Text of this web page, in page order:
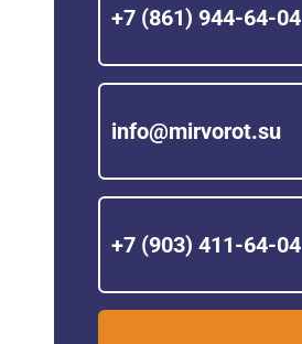
+7 (861) 944-64-04
info@mirvorot.su
+7 (903) 411-64-04